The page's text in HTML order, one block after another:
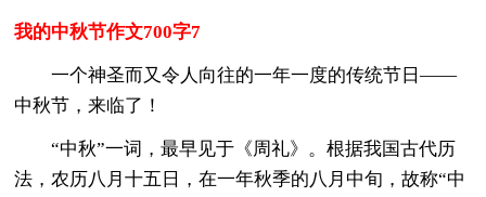
我的中秋节作文700字7
一个神圣而又令人向往的一年一度的传统节日——
中秋节，来临了！
“中秋”一词，最早见于《周礼》。根据我国古代历
法，农历八月十五日，在一年秋季的八月中旬，故称“中